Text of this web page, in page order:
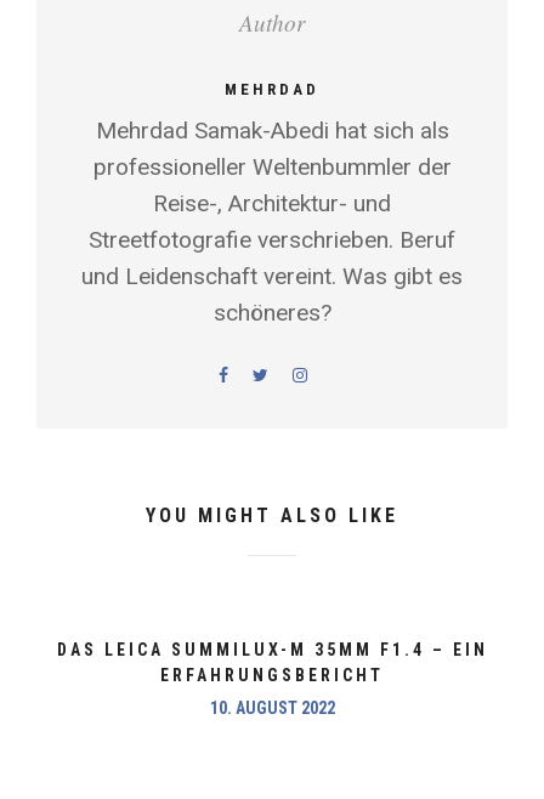
Author
MEHRDAD
Mehrdad Samak-Abedi hat sich als
professioneller Weltenbummler der
Reise-, Architektur- und
Streetfotografie verschrieben. Beruf
und Leidenschaft vereint. Was gibt es
schöneres?
YOU MIGHT ALSO LIKE
DAS LEICA SUMMILUX-M 35MM F1.4 – EIN
ERFAHRUNGSBERICHT
10. AUGUST 2022